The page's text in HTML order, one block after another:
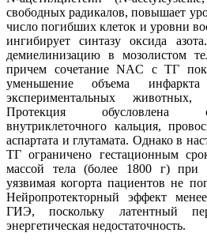
свободных радикалов, повышает
число погибших клеток и уровни
ингибирует синтазу оксида
демиелинизацию в мозолистом
причем сочетание NAC c ТГ
уменьшение объема
экспериментальных
Протекция обусловлена
внутриклеточного кальция,
аспартата и глутамата. Однако в
ТГ ограничено гестационным
массой тела (более 1800 г) при
уязвимая когорта пациентов не
Нейропротекторный эффект
ГИЭ, поскольку латентный
энергетическая недостаточность.